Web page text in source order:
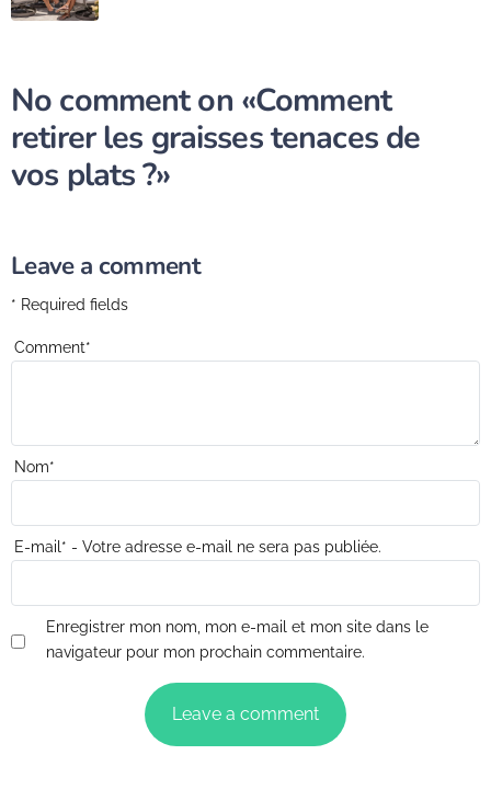
No comment on «Comment
retirer les graisses tenaces de
vos plats ?»
Leave a comment
* Required fields
Comment*
Nom*
E-mail* - Votre adresse e-mail ne sera pas publiée.
Enregistrer mon nom, mon e-mail et mon site dans le
navigateur pour mon prochain commentaire.